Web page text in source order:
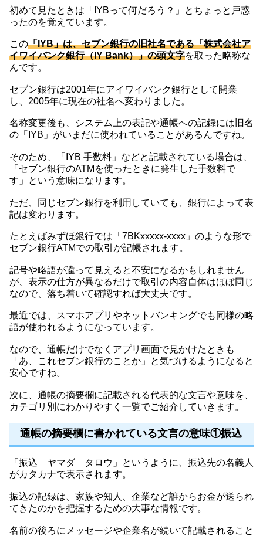
初めて見たときは「IYBって何だろう？」とちょっと戸惑
ったのを覚えています。
この「IYB」は、セブン銀行の旧社名である「株式会社ア
イワイバンク銀行（IY Bank）」の頭文字を取った略称な
んです。
セブン銀行は2001年にアイワイバンク銀行として開業
し、2005年に現在の社名へ変わりました。
名称変更後も、システム上の表記や通帳への記録には旧名
の「IYB」がいまだに使われていることがあるんですね。
そのため、「IYB 手数料」などと記載されている場合は、
「セブン銀行のATMを使ったときに発生した手数料で
す」という意味になります。
ただ、同じセブン銀行を利用していても、銀行によって表
記は変わります。
たとえばみずほ銀行では「7BKxxxxx-xxxx」のような形で
セブン銀行ATMでの取引が記帳されます。
記号や略語が違って見えると不安になるかもしれません
が、表示の仕方が異なるだけで取引の内容自体はほぼ同じ
なので、落ち着いて確認すれば大丈夫です。
最近では、スマホアプリやネットバンキングでも同様の略
語が使われるようになっています。
なので、通帳だけでなくアプリ画面で見かけたときも
「あ、これセブン銀行のことか」と気づけるようになると
安心ですね。
次に、通帳の摘要欄に記載される代表的な文言や意味を、
カテゴリ別にわかりやすく一覧でご紹介していきます。
通帳の摘要欄に書かれている文言の意味①振込
「振込 ヤマダ タロウ」というように、振込先の名義人
がカタカナで表示されます。
振込の記録は、家族や知人、企業など誰からお金が送られ
てきたのかを把握するための大事な情報です。
名前の後ろにメッセージや企業名が続いて記載されること